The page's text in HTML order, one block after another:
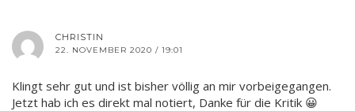
CHRISTIN
22. NOVEMBER 2020 / 19:01
Klingt sehr gut und ist bisher völlig an mir vorbeigegangen.
Jetzt hab ich es direkt mal notiert, Danke für die Kritik 😀